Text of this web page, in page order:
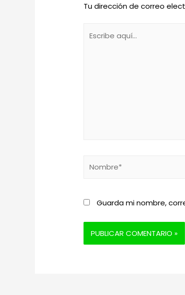
Tu dirección de correo
Guarda mi nombre,